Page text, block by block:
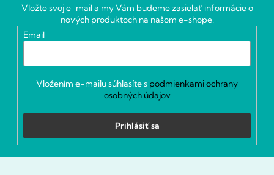
Vložte svoj e-mail a my Vám budeme zasielať informácie o
nových produktoch na našom e-shope.
Email
Vložením e-mailu súhlasíte s podmienkami ochrany
osobných údajov
Prihlásiť sa